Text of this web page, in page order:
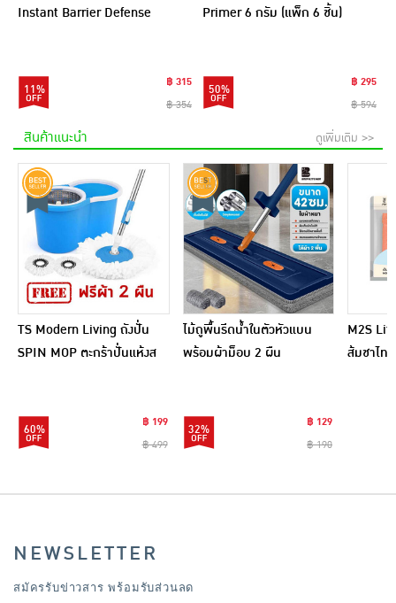
Instant Barrier Defense
11%
฿ 315
฿ 354
Primer 6 กรัม (แพ็ก 6 ชิ้น)
50%
฿ 295
฿ 594
สินค้าแนะนำ ดูเพิ่มเติม >>
TS Modern Living ถังปั่น
SPIN MOP ตะกร้าปั่นแห้งส
60%
฿ 199
฿ 499
ไม้ถูพื้นรีดน้ำในตัวหัวแบน
พร้อมผ้าม็อบ 2 ผืน
32%
฿ 129
฿ 190
M2S
ส้มชาไท
NEWSLETTER
สมัครรับข่าวสาร พร้อมรับส่วนลด